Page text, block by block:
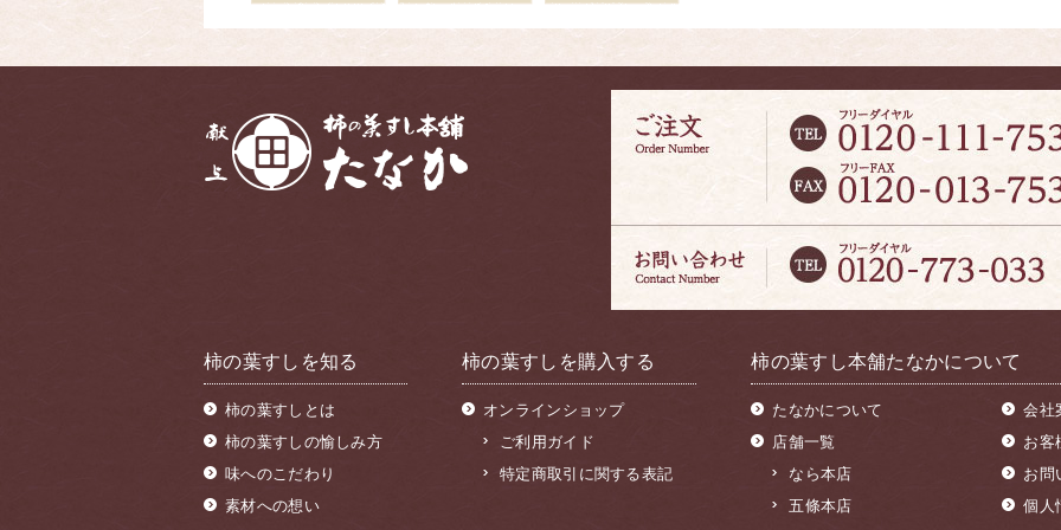
柿の葉すしを知る
柿の葉すしとは
柿の葉すしの愉しみ方
味へのこだわり
素材への想い
柿の葉すしを購入する
オンラインショップ
ご利用ガイド
特定商取引に関する表記
柿の葉すし本舗たなかについて
たなかについて
店舗一覧
なら本店
五條本店
会社
お客
お問
個人